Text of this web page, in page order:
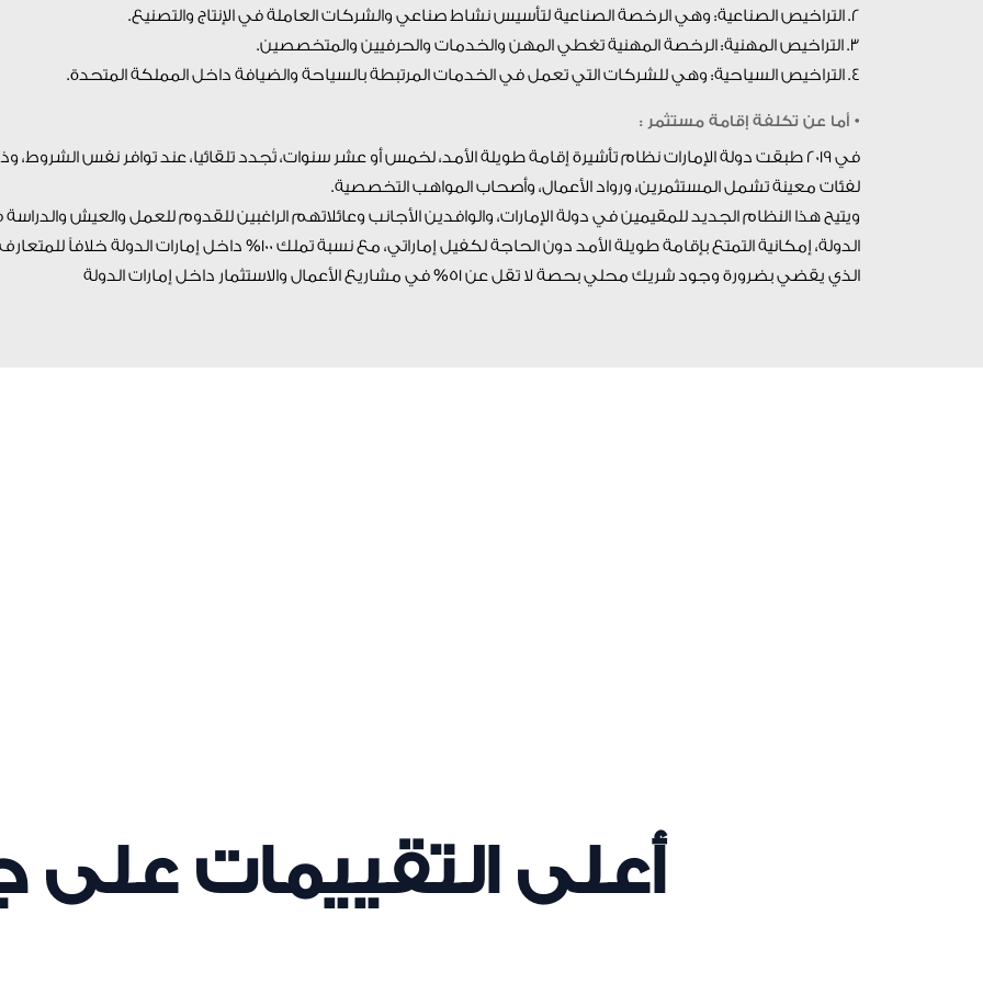
2. التراخيص الصناعية: وهي الرخصة الصناعية لتأسيس نشاط صناعي والشركات العاملة في الإنتاج والتصنيع.
3. التراخيص المهنية: الرخصة المهنية تغطي المهن والخدمات والحرفيين والمتخصصين.
4. التراخيص السياحية: وهي للشركات التي تعمل في الخدمات المرتبطة بالسياحة والضيافة داخل المملكة المتحدة.
• أما عن تكلفة إقامة مستثمر :
في 2019 طبقت دولة الإمارات نظام تأشيرة إقامة طويلة الأمد، لخمس أو عشر سنوات، تُجدد تلقائيا، عند توافر نفس الشروط،
لفئات معينة تشمل المستثمرين، ورواد الأعمال، وأصحاب المواهب التخصصية.
ويتيح هذا النظام الجديد للمقيمين في دولة الإمارات، والوافدين الأجانب وعائلاتهم الراغبين للقدوم للعمل والعيش
الدولة، إمكانية التمتع بإقامة طويلة الأمد دون الحاجة لكفيل إماراتي، مع نسبة تملك 100% داخل إمارات الدولة
الذي يقضي بضرورة وجود شريك محلي بحصة لا تقل عن 51% في مشاريع الأعمال والاستثمار داخل إمارات الدولة
أعلى التقييمات